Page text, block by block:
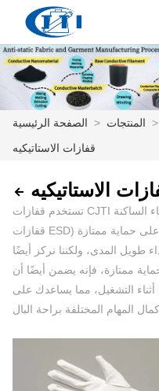
الصفحة الرئيسية
المنتجات
التخصيص
معلومات عنا
أخبار
الاتصال بنا
العربية česky
الصفحة الرئيسية > المنتجات >
قفازات الاستاتيكيه
الاستاتيكيه
تستخدم قفازات CJTI المضادة للكهرباء الساكنة (المعروفة أيضًا باسم
قفازات ESD) مواد وتقنيات مبتكرة لضمان حصولك على حماية ممتازة
طويل المدى، ولكننا نركز أيضًا
ممتازة، فإنه يضمن أيضًا أن
التشغيل، مما يساعدك على